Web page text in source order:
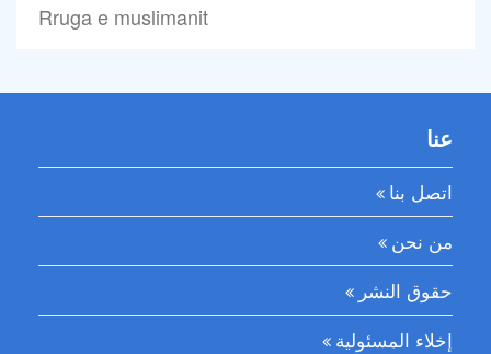
Rruga e muslimanit
عنا
اتصل بنا
من نحن
حقوق النشر
إخلاء المسئولية